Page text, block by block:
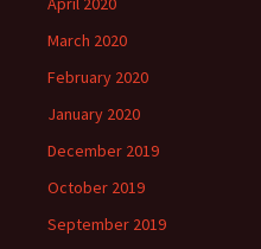
March 2020
February 2020
January 2020
December 2019
October 2019
September 2019